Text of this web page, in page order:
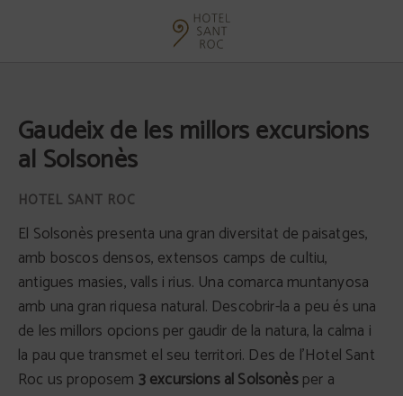
Gaudeix de les millors excursions
al Solsonès
El Solsonès presenta una gran diversitat de paisatges,
amb boscos densos, extensos camps de cultiu,
antigues masies, valls i rius. Una comarca muntanyosa
amb una gran riquesa natural. Descobrir-la a peu és una
de les millors opcions per gaudir de la natura, la calma i
la pau que transmet el seu territori. Des de l’Hotel Sant
Roc us proposem 3 excursions al Solsonèsper a